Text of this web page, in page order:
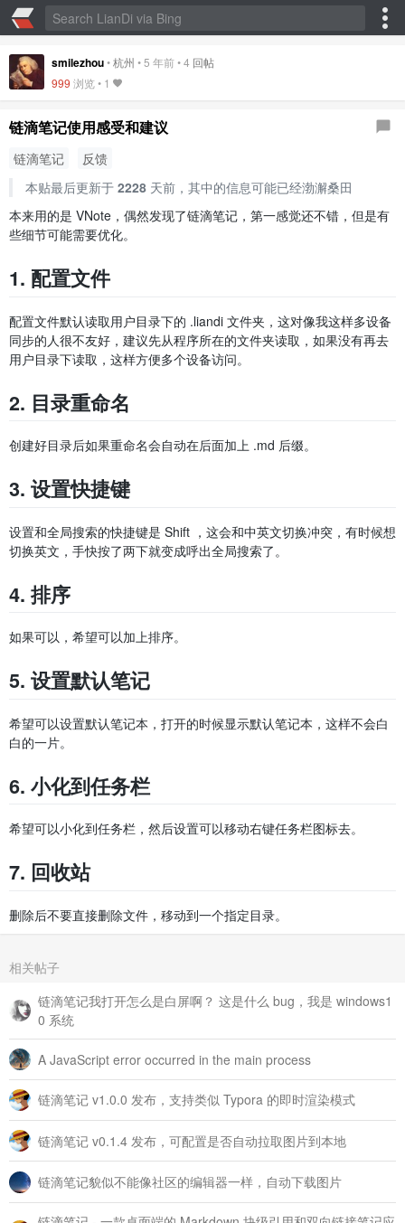
smilezhou•杭州 •5 年前•4 回帖
999 浏览 • 1
链滴笔记使用感受和建议
链滴笔记
反馈
本贴最后更新于 2228天前，其中的信息可能已经渤澥桑田
本来用的是 VNote，偶然发现了链滴笔记，第一感觉还不错，但是有
些细节可能需要优化。
1. 配置文件
配置文件默认读取用户目录下的 .liandi 文件夹，这对像我这样多设备
同步的人很不友好，建议先从程序所在的文件夹读取，如果没有再去
用户目录下读取，这样方便多个设备访问。
2. 目录重命名
创建好目录后如果重命名会自动在后面加上 .md 后缀。
3. 设置快捷键
设置和全局搜索的快捷键是 Shift ，这会和中英文切换冲突，有时候想
切换英文，手快按了两下就变成呼出全局搜索了。
4. 排序
如果可以，希望可以加上排序。
5. 设置默认笔记
希望可以设置默认笔记本，打开的时候显示默认笔记本，这样不会白
白的一片。
6. 小化到任务栏
希望可以小化到任务栏，然后设置可以移动右键任务栏图标去。
7. 回收站
删除后不要直接删除文件，移动到一个指定目录。
相关帖子
链滴笔记我打开怎么是白屏啊？ 这是什么 bug，我是 windows1
0 系统
A JavaScript error occurred in the main process
链滴笔记 v1.0.0 发布，支持类似 Typora 的即时渲染模式
链滴笔记 v0.1.4 发布，可配置是否自动拉取图片到本地
链滴笔记貌似不能像社区的编辑器一样，自动下载图片